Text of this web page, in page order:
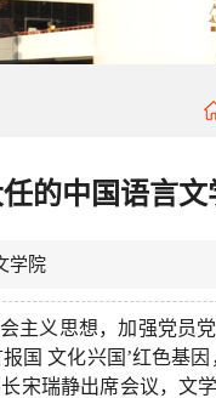
的中国语言
学院
主义思想，加强党员
国 文化兴国’红色基
宋瑞静出席会议，文